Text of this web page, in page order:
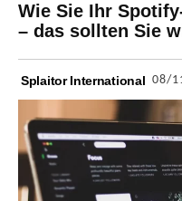
Wie Sie Ihr
– das sollten Sie
Splaitor International 08/